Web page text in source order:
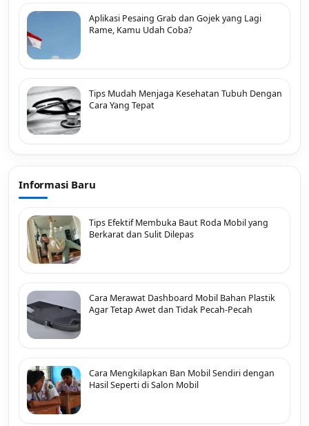
Aplikasi Pesaing Grab dan Gojek yang Lagi
Rame, Kamu Udah Coba?
Tips Mudah Menjaga Kesehatan Tubuh Dengan
Cara Yang Tepat
Informasi Baru
Tips Efektif Membuka Baut Roda Mobil yang
Berkarat dan Sulit Dilepas
Cara Merawat Dashboard Mobil Bahan Plastik
Agar Tetap Awet dan Tidak Pecah-Pecah
Cara Mengkilapkan Ban Mobil Sendiri dengan
Hasil Seperti di Salon Mobil